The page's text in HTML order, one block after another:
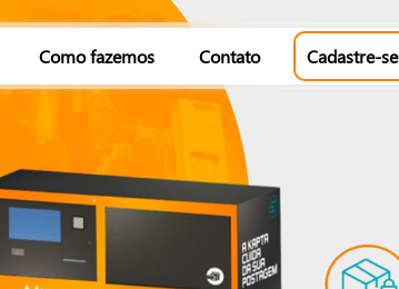
Como fazemos Contato Cadastre-se